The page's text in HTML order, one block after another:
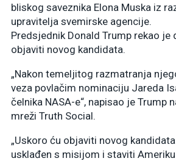
bliskog saveznika Elona Muska iz
upravitelja svemirske agencije.
Predsjednik Donald Trump rekao je
objaviti novog kandidata.
„Nakon temeljitog razmatranja
veza povlačim nominaciju Jareda
čelnika NASA-e“, napisao je Trump
mreži Truth Social.
„Uskoro ću objaviti novog
usklađen s misijom i staviti